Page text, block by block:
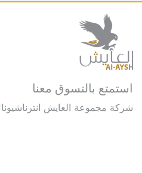
استمتع بالتسوق معنا
شركة مجموعة العايش